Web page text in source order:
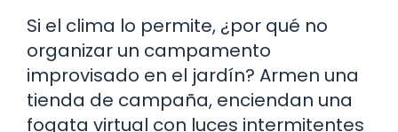
Si el clima lo permite, ¿por qué no
organizar un campamento
improvisado en el jardín? Armen una
tienda de campaña, enciendan una
fogata virtual con luces intermitentes